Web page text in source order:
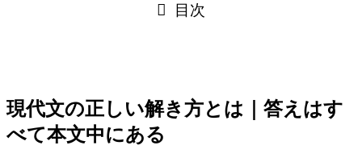
目次
現代文の正しい解き方とは｜答えはす
べて本文中にある